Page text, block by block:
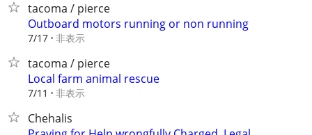
tacoma / pierce
Outboard motors running or non running
7/17 非表示
tacoma / pierce
Local farm animal rescue
7/11 非表示
Chehalis